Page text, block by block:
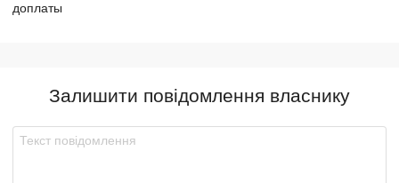
доплаты
Залишити повідомлення власнику